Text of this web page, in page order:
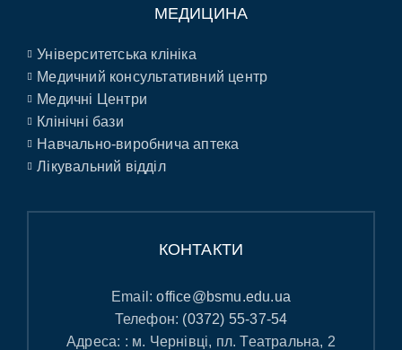
МЕДИЦИНА
Університетська клініка
Медичний консультативний центр
Медичні Центри
Клінічні бази
Навчально-виробнича аптека
Лікувальний відділ
КОНТАКТИ
Email:office@bsmu.edu.ua
Телефон: (0372) 55-37-54
Адреса: : м. Чернівці, пл. Театральна, 2